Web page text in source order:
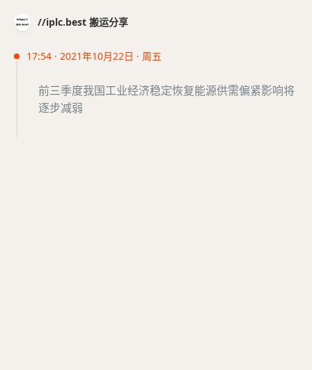
//iplc.best 搬运分享
17:54 · 2021年10月22日 · 周五
前三季度我国工业经济稳定恢复能源供需偏紧影响将
逐步减弱